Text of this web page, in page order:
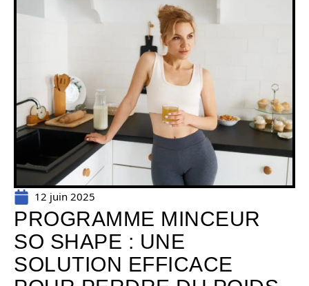
12 juin 2025
PROGRAMME MINCEUR
SO SHAPE : UNE
SOLUTION EFFICACE